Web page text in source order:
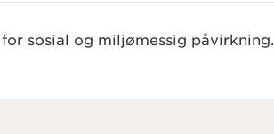
sosial og miljømessig påvirkning.